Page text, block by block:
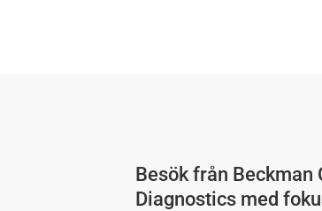
Besök från Beckman
Diagnostics med